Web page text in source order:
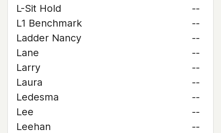
L-Sit Hold
--
L1 Benchmark
--
Ladder Nancy
--
Lane
--
Larry
--
Laura
--
Ledesma
--
Lee
--
Leehan
--